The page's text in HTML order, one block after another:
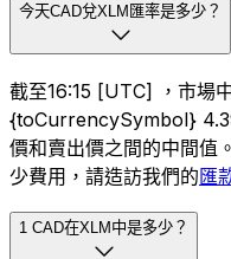
今天CAD兌XLM匯率是多少？
截至16:15 [UTC] ，市場
{toCurrencySymbol}
價和賣出價之間的中間值
少費用，請造訪我們的匯
1 CAD在XLM中是多少？